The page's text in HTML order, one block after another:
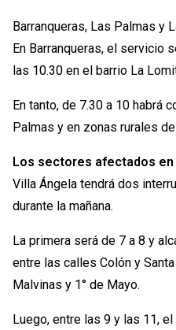
Barranqueras, Las Palmas y
En Barranqueras, el servicio
las 10.30 en el barrio La
En tanto, de 7.30 a 10 habrá
Palmas y en zonas rurales
Los sectores afectados en
Villa Ángela tendrá dos
durante la mañana.
La primera será de 7 a 8 y
entre las calles Colón y
Malvinas y 1° de Mayo.
Luego, entre las 9 y las 11,